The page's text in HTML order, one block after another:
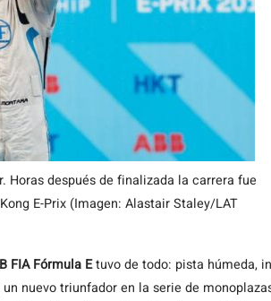
Horas después de finalizada la carrera fue
E-Prix (Imagen: Alastair Staley/LAT
FIA Fórmula Etuvo de todo: pista húmeda,
nuevo triunfador en la serie de